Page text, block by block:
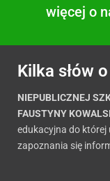
więcej o
Kilka słów
NIEPUBLICZNEJ
FAUSTYNY
edukacyjna do której
zapoznania się